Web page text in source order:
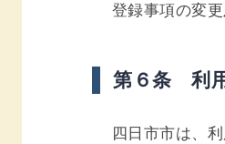
登録事項の変
第６条 利
四日市市は、